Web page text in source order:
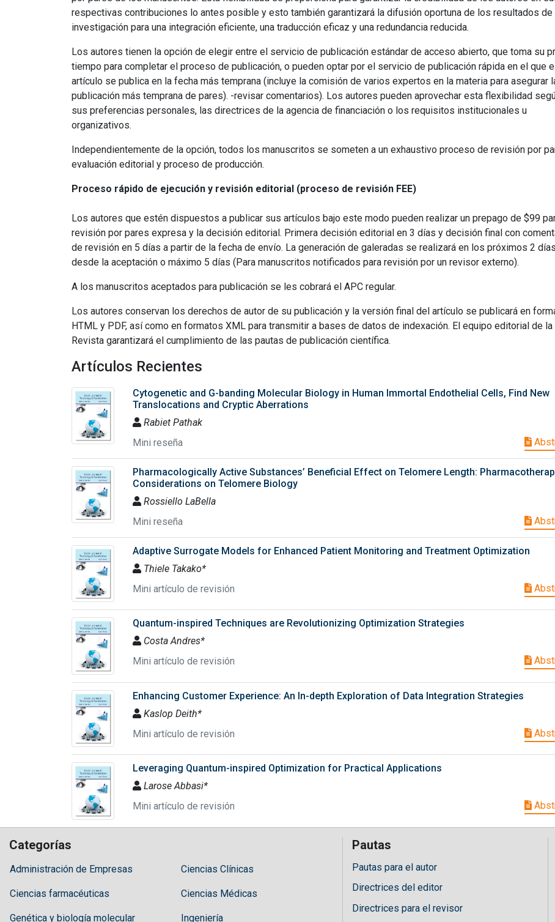
respectivas contribuciones lo antes posible y esto también garantizará la difusión oportuna de los resultados de
investigación para una integración eficiente, una traducción eficaz y una redundancia reducida.
Los autores tienen la opción de elegir entre el servicio de publicación estándar de acceso abierto, que toma su
tiempo para completar el proceso de publicación, o pueden optar por el servicio de publicación rápida en el que
artículo se publica en la fecha más temprana (incluye la comisión de varios expertos en la materia para asegurar
publicación más temprana de pares). -revisar comentarios). Los autores pueden aprovechar esta flexibilidad
sus preferencias personales, las directrices de la agencia de financiación o los requisitos institucionales u
organizativos.
Independientemente de la opción, todos los manuscritos se someten a un exhaustivo proceso de revisión por
evaluación editorial y proceso de producción.
Proceso rápido de ejecución y revisión editorial (proceso de revisión FEE)
Los autores que estén dispuestos a publicar sus artículos bajo este modo pueden realizar un prepago de $99
revisión por pares expresa y la decisión editorial. Primera decisión editorial en 3 días y decisión final con
de revisión en 5 días a partir de la fecha de envío. La generación de galeradas se realizará en los próximos 2 días
desde la aceptación o máximo 5 días (Para manuscritos notificados para revisión por un revisor externo).
A los manuscritos aceptados para publicación se les cobrará el APC regular.
Los autores conservan los derechos de autor de su publicación y la versión final del artículo se publicará en
HTML y PDF, así como en formatos XML para transmitir a bases de datos de indexación. El equipo editorial de la
Revista garantizará el cumplimiento de las pautas de publicación científica.
Artículos Recientes
Cytogenetic and G-banding Molecular Biology in Human Immortal Endothelial Cells, Find New
Translocations and Cryptic Aberrations
Rabiet Pathak
Mini reseña
Pharmacologically Active Substances’ Beneficial Effect on Telomere Length:
Considerations on Telomere Biology
Rossiello LaBella
Mini reseña
Adaptive Surrogate Models for Enhanced Patient Monitoring and Treatment Optimization
Thiele Takako*
Mini artículo de revisión
Quantum-inspired Techniques are Revolutionizing Optimization Strategies
Costa Andres*
Mini artículo de revisión
Enhancing Customer Experience: An In-depth Exploration of Data Integration Strategies
Kaslop Deith*
Mini artículo de revisión
Leveraging Quantum-inspired Optimization for Practical Applications
Larose Abbasi*
Mini artículo de revisión
Categorías
Administración de Empresas Ciencias Clínicas
Ciencias farmacéuticas Ciencias Médicas
Genética y biología molecular Ingeniería
Pautas
Pautas para el autor
Directrices del editor
Directrices para el revisor